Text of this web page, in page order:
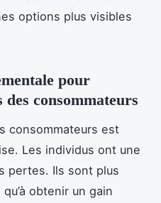
options plus visibles
pour
consommateurs
consommateurs est
Les individus ont une
pertes. Ils sont plus
obtenir un gain